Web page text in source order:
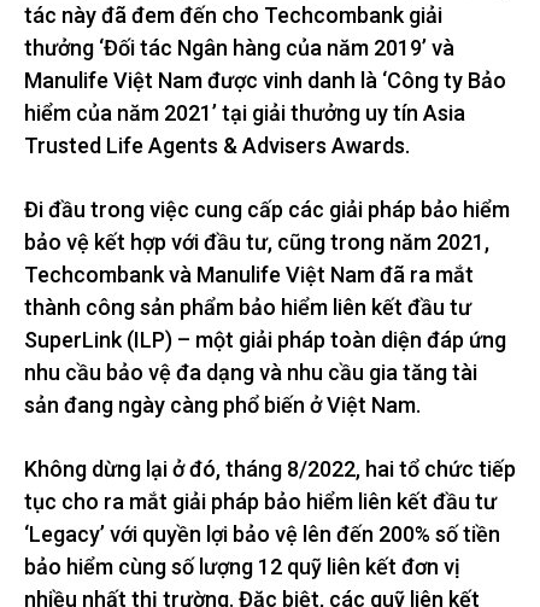
tác này đã đem đến cho ​​Techcombank giải
thưởng ‘Đối tác Ngân hàng của năm 2019’ và
Manulife Việt Nam được vinh danh là ‘Công ty Bảo
hiểm của năm 2021’ tại giải thưởng uy tín Asia
Trusted Life Agents & Advisers Awards.
Đi đầu trong việc cung cấp các giải pháp bảo hiểm
bảo vệ kết hợp với đầu tư, cũng trong năm 2021,
Techcombank và Manulife Việt Nam đã ra mắt
thành công sản phẩm bảo hiểm liên kết đầu tư
SuperLink (ILP) – một giải pháp toàn diện đáp ứng
nhu cầu bảo vệ đa dạng và nhu cầu gia tăng tài
sản đang ngày càng phổ biến ở Việt Nam.
Không dừng lại ở đó, tháng 8/2022, hai tổ chức tiếp
tục cho ra mắt giải pháp bảo hiểm liên kết đầu tư
‘Legacy’ với quyền lợi bảo vệ lên đến 200% số tiền
bảo hiểm cùng số lượng 12 quỹ liên kết đơn vị
nhiều nhất thị trường. Đặc biệt, các quỹ liên kết